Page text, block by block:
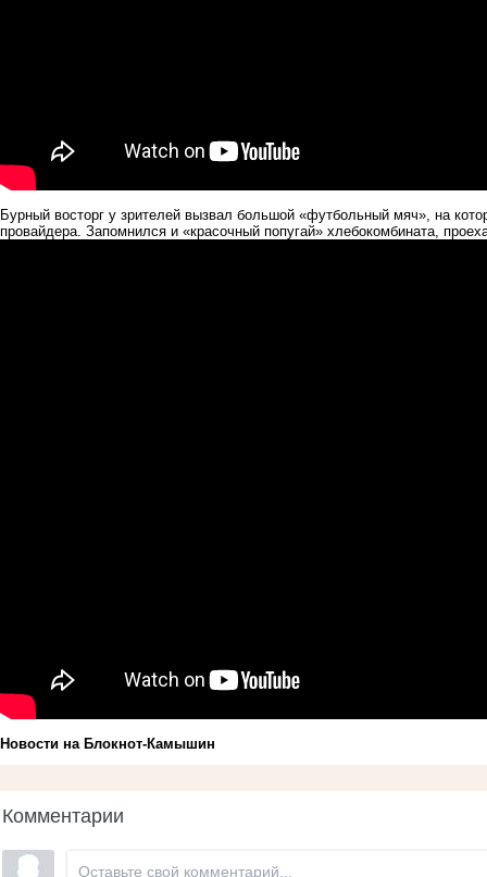
Бурный восторг у зрителей вызвал большой «футбольный мяч», на
провайдера. Запомнился и «красочный попугай» хлебокомбината,
Новости на Блoкнoт-Камышин
Комментарии